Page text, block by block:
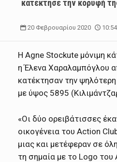
κατέκτησε την κορυφή
20 Φεβρουαρίου 2020 10:54
Η Agne Stockute μόνιμη
η Έλενα Χαραλαμπόγλου
κατέκτησαν την
με ύψος 5895
«Οι δύο ορειβάτισσες
οικογένεια του Action
μιας και μετέφεραν σε
τη σημαία με το Logo του